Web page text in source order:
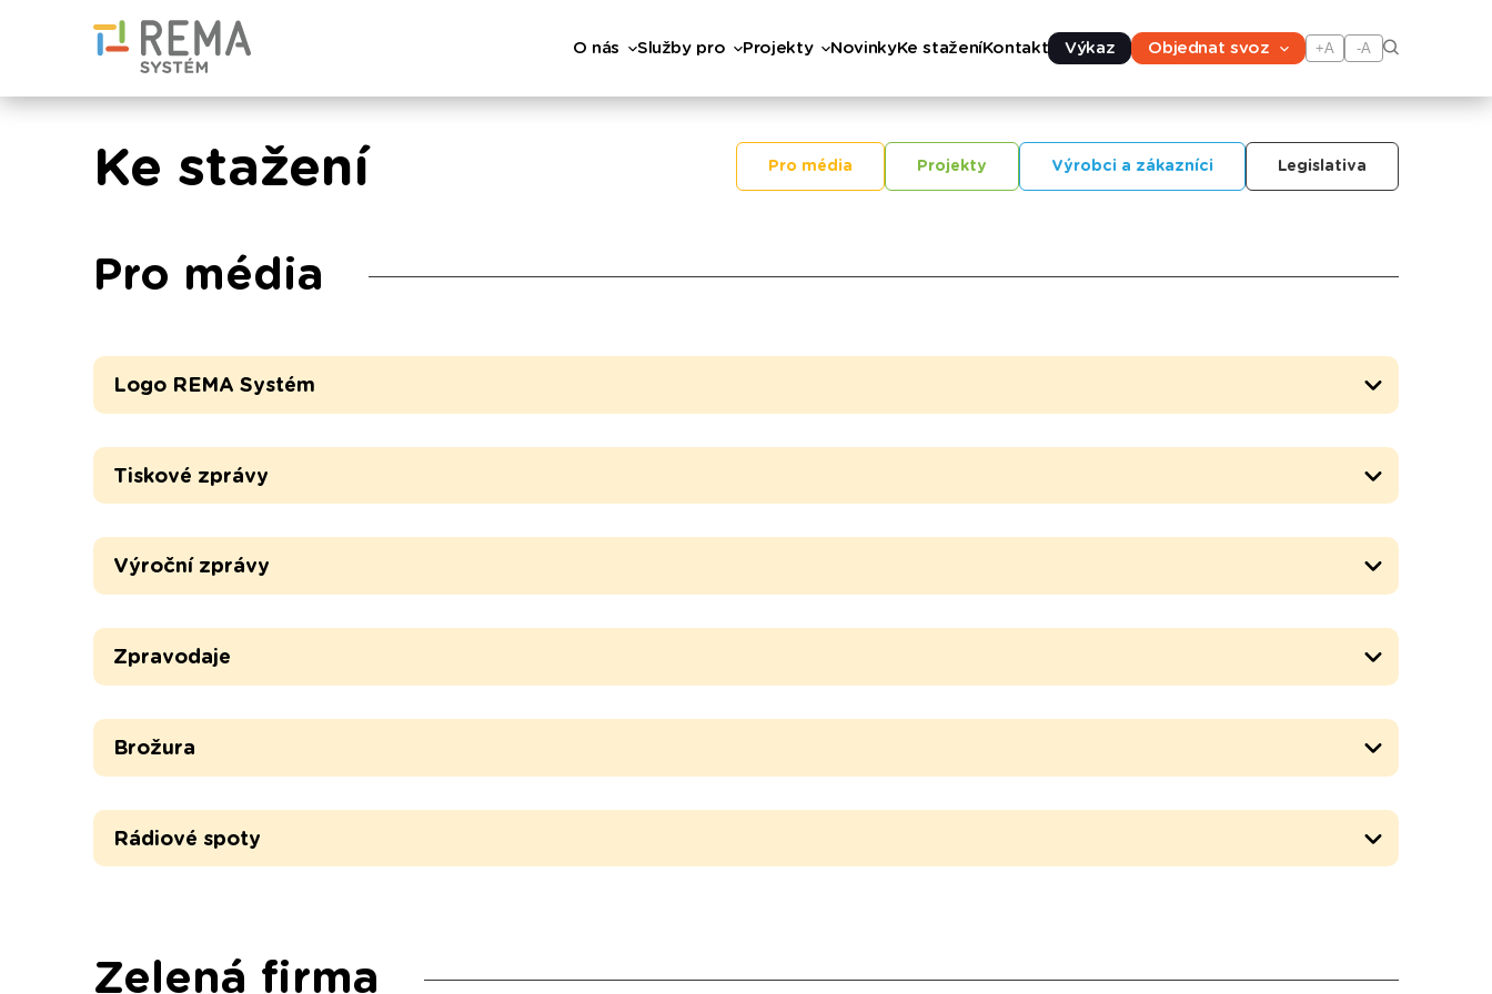
O nás Služby pro Projekty NovinkyKe staženíKontakt Výkaz Objednat svoz +A -A
Ke stažení Pro média Projekty Výrobci a zákazníci Legislativa
Pro média
Logo REMA Systém
Tiskové zprávy
Výroční zprávy
Zpravodaje
Brožura
Rádiové spoty
Zelená firma